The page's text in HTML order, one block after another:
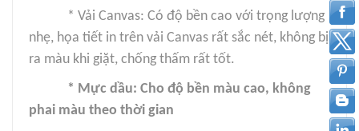
* Vải Canvas: Có độ bền cao với trọng lượng
nhẹ, họa tiết in trên vải Canvas rất sắc nét, không bị
ra màu khi giặt, chống thấm rất tốt.
* Mực dầu: Cho độ bền màu cao, không
phai màu theo thời gian